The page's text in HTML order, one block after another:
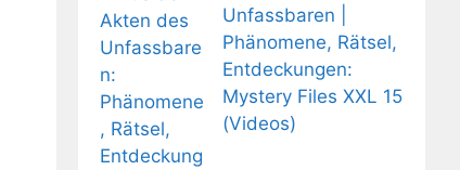
Unfassbaren |
Phänomene, Rätsel,
Entdeckungen:
Mystery Files XXL 15
(Videos)